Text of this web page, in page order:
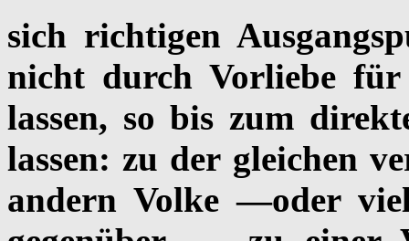
sich richtigen
nicht durch Vorliebe
lassen, so bis zum
lassen: zu der gleichen
andern Volke —oder